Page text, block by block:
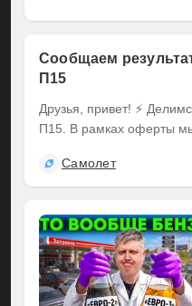
Сообщаем
П15
Друзья, привет! ⚡️ Делимся итогами оферты по выпуску наших облигаций серии БО-
П15. В рамках оферты
Самолет